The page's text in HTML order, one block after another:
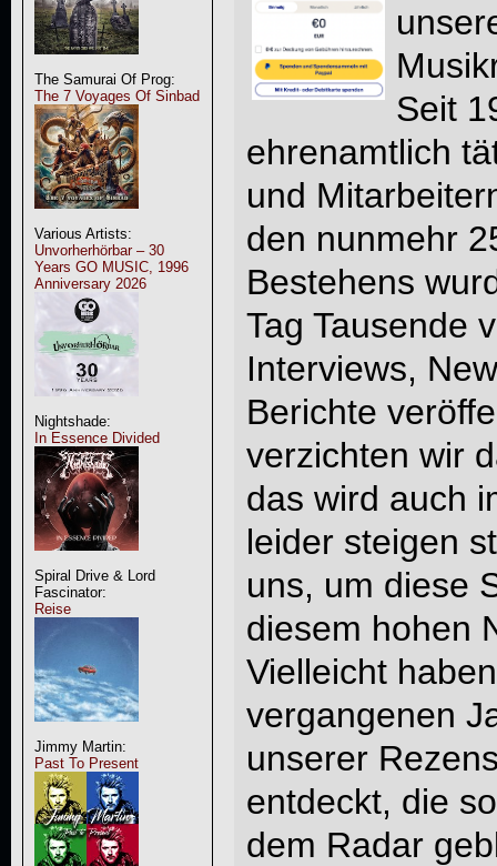
The Samurai Of Prog:
The 7 Voyages Of Sinbad
Various Artists:
Unvorherhörbar – 30
Years GO MUSIC, 1996
Anniversary 2026
Nightshade:
In Essence Divided
Spiral Drive & Lord
Fascinator:
Reise
Jimmy Martin:
Past To Present
Seit
ehrenamtlich
und
den nunmehr
Bestehens
Tag Tausende
Interviews,
Berichte
verzichten wir
das wird auch
leider steigen
uns, um diese
diesem hohen
Vielleicht
vergangenen
unserer
entdeckt, die
dem Radar